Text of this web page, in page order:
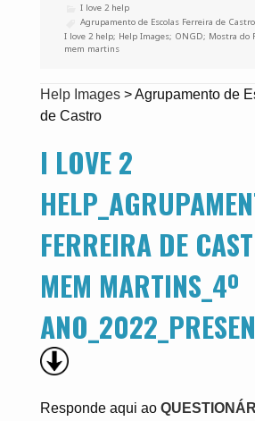
Categorias
I love 2 help
Etiquetas
Agrupamento de Escolas Ferreira de Castro
I love 2 help; Help Images; ONGD; Mostra do
mem martins
Help Images>Agrupamento de
de Castro
I LOVE 2
FERREIRA DE
MEM MARTINS_4º
Responde aqui ao